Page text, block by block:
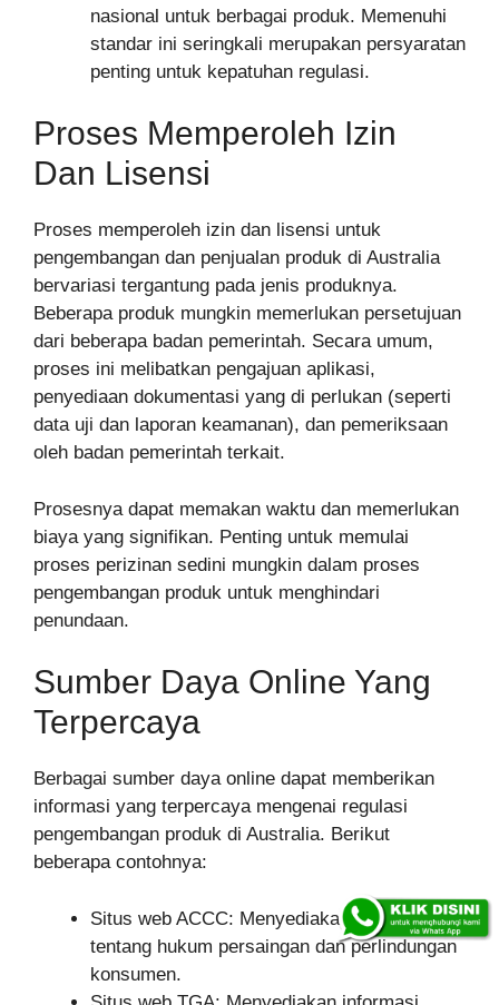
nasional untuk berbagai produk. Memenuhi
standar ini seringkali merupakan persyaratan
penting untuk kepatuhan regulasi.
Proses Memperoleh Izin
Dan Lisensi
Proses memperoleh izin dan lisensi untuk
pengembangan dan penjualan produk di Australia
bervariasi tergantung pada jenis produknya.
Beberapa produk mungkin memerlukan persetujuan
dari beberapa badan pemerintah. Secara umum,
proses ini melibatkan pengajuan aplikasi,
penyediaan dokumentasi yang di perlukan (seperti
data uji dan laporan keamanan), dan pemeriksaan
oleh badan pemerintah terkait.
Prosesnya dapat memakan waktu dan memerlukan
biaya yang signifikan. Penting untuk memulai
proses perizinan sedini mungkin dalam proses
pengembangan produk untuk menghindari
penundaan.
Sumber Daya Online Yang
Terpercaya
Berbagai sumber daya online dapat memberikan
informasi yang terpercaya mengenai regulasi
pengembangan produk di Australia. Berikut
beberapa contohnya:
Situs web ACCC: Menyediakan informasi
tentang hukum persaingan dan perlindungan
konsumen.